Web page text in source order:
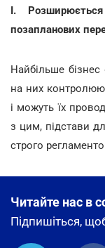
І.
позапланових
Найбільше
на них
і можуть їх
з цим, підстави
строго
Читайте нас в
Підпишіться,